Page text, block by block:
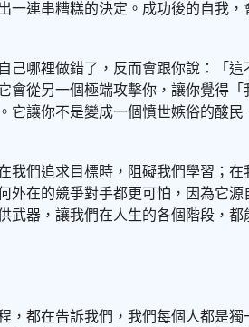
連串糟糕的決定。成功後的自我，
己哪裡做錯了，反而會跟你說：「
會從另一個極端攻擊你，讓你覺得「
它讓你不是變成一個憤世嫉俗的酸民
我們追求目標時，阻礙我們學習；在
在的競爭對手都更可怕，因為它源
器，讓我們在人生的各個階段，都
都在告訴我們，我們每個人都是獨